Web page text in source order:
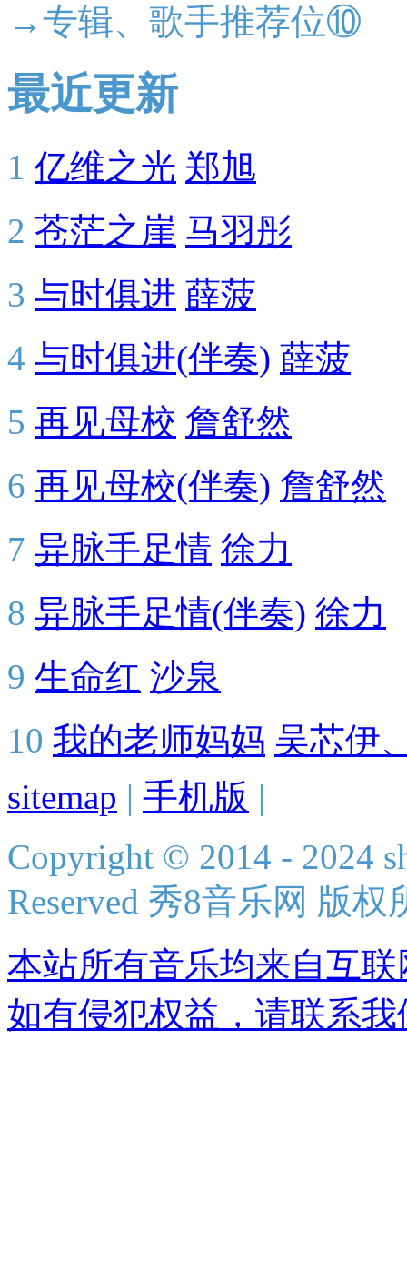
→专辑、歌手推荐位⑩
最近更新
1 亿维之光 郑旭
2 苍茫之崖 马羽彤
3 与时俱进 薛菠
4 与时俱进(伴奏) 薛菠
5 再见母校 詹舒然
6 再见母校(伴奏) 詹舒然
7 异脉手足情 徐力
8 异脉手足情(伴奏) 徐力
9 生命红 沙泉
10 我的老师妈妈 吴芯伊
sitemap | 手机版 |
Copyright © 2014 - 2024
Reserved 秀8音乐网 版权
本站所有音乐均来自互
如有侵犯权益，请联系